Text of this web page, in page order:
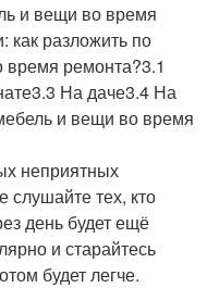
и вещи во время
как разложить по
время ремонта?3.1
На даче3.4 На
и вещи во время
неприятных
слушайте тех, кто
день будет ещё
и старайтесь
будет легче.